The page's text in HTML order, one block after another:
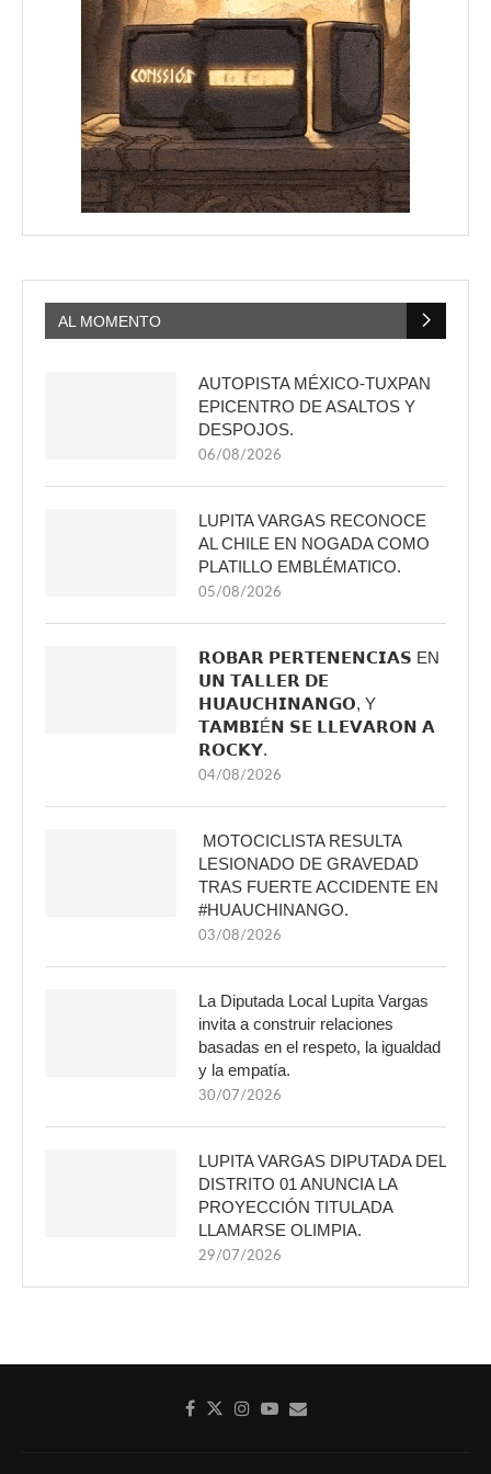
AL MOMENTO
AUTOPISTA MÉXICO-TUXPAN
EPICENTRO DE ASALTOS Y
DESPOJOS.
06/08/2026
LUPITA VARGAS RECONOCE
AL CHILE EN NOGADA COMO
PLATILLO EMBLÉMATICO.
05/08/2026
𝗥𝗢𝗕𝗔𝗥 𝗣𝗘𝗥𝗧𝗘𝗡𝗘𝗡𝗖𝗜𝗔𝗦 EN
𝗨𝗡 𝗧𝗔𝗟𝗟𝗘𝗥 𝗗𝗘
𝗛𝗨𝗔𝗨𝗖𝗛𝗜𝗡𝗔𝗡𝗚𝗢, Y
𝗧𝗔𝗠𝗕𝗜É𝗡 𝗦𝗘 𝗟𝗟𝗘𝗩𝗔𝗥𝗢𝗡 𝗔
𝗥𝗢𝗖𝗞𝗬.
04/08/2026
MOTOCICLISTA RESULTA
LESIONADO DE GRAVEDAD
TRAS FUERTE ACCIDENTE EN
#HUAUCHINANGO.
03/08/2026
La Diputada Local Lupita Vargas
invita a construir relaciones
basadas en el respeto, la igualdad
y la empatía.
30/07/2026
LUPITA VARGAS DIPUTADA DEL
DISTRITO 01 ANUNCIA LA
PROYECCIÓN TITULADA
LLAMARSE OLIMPIA.
29/07/2026